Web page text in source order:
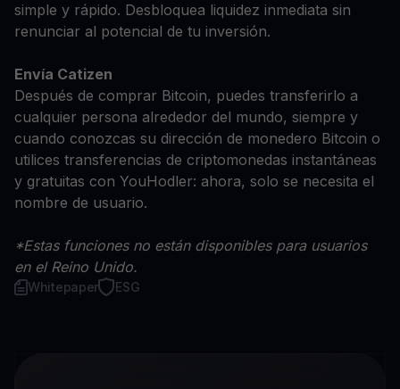
simple y rápido. Desbloquea liquidez inmediata sin
renunciar al potencial de tu inversión.
Envía Catizen
Después de comprar Bitcoin, puedes transferirlo a
cualquier persona alrededor del mundo, siempre y
cuando conozcas su dirección de monedero Bitcoin o
utilices transferencias de criptomonedas instantáneas
y gratuitas con YouHodler: ahora, solo se necesita el
nombre de usuario.
*Estas funciones no están disponibles para usuarios
en el Reino Unido.
Whitepaper ESG